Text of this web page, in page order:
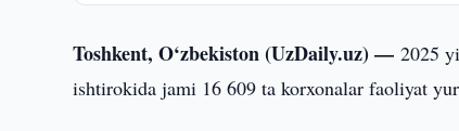
Toshkent, O‘zbekiston (UzDaily.uz) —2025
ishtirokida jami 16 609 ta korxonalar faoliyat